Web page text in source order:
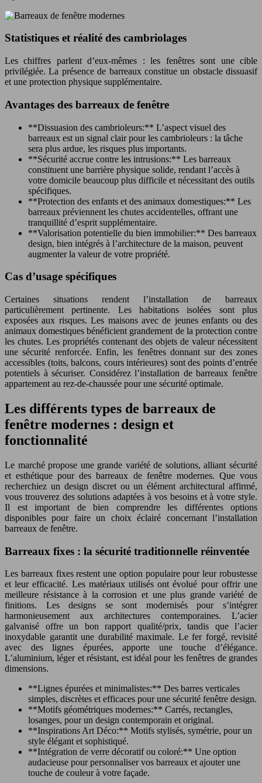
Statistiques et réalité des cambriolages
Les chiffres parlent d’eux-mêmes : les fenêtres sont une cible
privilégiée. La présence de barreaux constitue un obstacle dissuasif
et une protection physique supplémentaire.
Avantages des barreaux de fenêtre
**Dissuasion des cambrioleurs:** L’aspect visuel des
barreaux est un signal clair pour les cambrioleurs : la tâche
sera plus ardue, les risques plus importants.
**Sécurité accrue contre les intrusions:** Les barreaux
constituent une barrière physique solide, rendant l’accès à
votre domicile beaucoup plus difficile et nécessitant des outils
spécifiques.
**Protection des enfants et des animaux domestiques:** Les
barreaux préviennent les chutes accidentelles, offrant une
tranquillité d’esprit supplémentaire.
**Valorisation potentielle du bien immobilier:** Des barreaux
design, bien intégrés à l’architecture de la maison, peuvent
augmenter la valeur de votre propriété.
Cas d’usage spécifiques
Certaines situations rendent l’installation de barreaux
particulièrement pertinente. Les habitations isolées sont plus
exposées aux risques. Les maisons avec de jeunes enfants ou des
animaux domestiques bénéficient grandement de la protection contre
les chutes. Les propriétés contenant des objets de valeur nécessitent
une sécurité renforcée. Enfin, les fenêtres donnant sur des zones
accessibles (toits, balcons, cours intérieures) sont des points d’entrée
potentiels à sécuriser. Considérez l’installation de barreaux fenêtre
appartement au rez-de-chaussée pour une sécurité optimale.
Les différents types de barreaux de
fenêtre modernes : design et
fonctionnalité
Le marché propose une grande variété de solutions, alliant sécurité
et esthétique pour des barreaux de fenêtre modernes. Que vous
recherchiez un design discret ou un élément architectural affirmé,
vous trouverez des solutions adaptées à vos besoins et à votre style.
Il est important de bien comprendre les différentes options
disponibles pour faire un choix éclairé concernant l’installation
barreaux de fenêtre.
Barreaux fixes : la sécurité traditionnelle réinventée
Les barreaux fixes restent une option populaire pour leur robustesse
et leur efficacité. Les matériaux utilisés ont évolué pour offrir une
meilleure résistance à la corrosion et une plus grande variété de
finitions. Les designs se sont modernisés pour s’intégrer
harmonieusement aux architectures contemporaines. L’acier
galvanisé offre un bon rapport qualité/prix, tandis que l’acier
inoxydable garantit une durabilité maximale. Le fer forgé, revisité
avec des lignes épurées, apporte une touche d’élégance.
L’aluminium, léger et résistant, est idéal pour les fenêtres de grandes
dimensions.
**Lignes épurées et minimalistes:** Des barres verticales
simples, discrètes et efficaces pour une sécurité fenêtre design.
**Motifs géométriques modernes:** Carrés, rectangles,
losanges, pour un design contemporain et original.
**Inspirations Art Déco:** Motifs stylisés, symétrie, pour un
style élégant et sophistiqué.
**Intégration de verre décoratif ou coloré:** Une option
audacieuse pour personnaliser vos barreaux et ajouter une
touche de couleur à votre façade.